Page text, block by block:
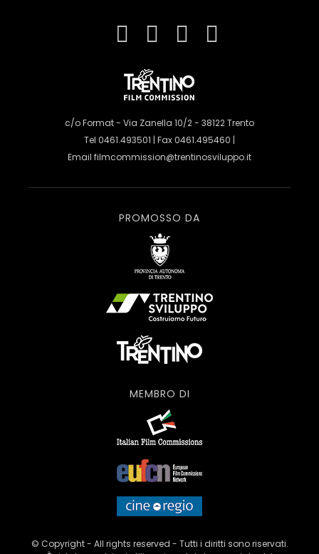
c/o Format - Via Zanella 10/2 - 38122 Trento
Tel 0461.493501 | Fax 0461.495460 |
Email filmcommission@trentinosviluppo.it
PROMOSSO DA
MEMBRO DI
© Copyright - All rights reserved - Tutti i diritti sono riservati.